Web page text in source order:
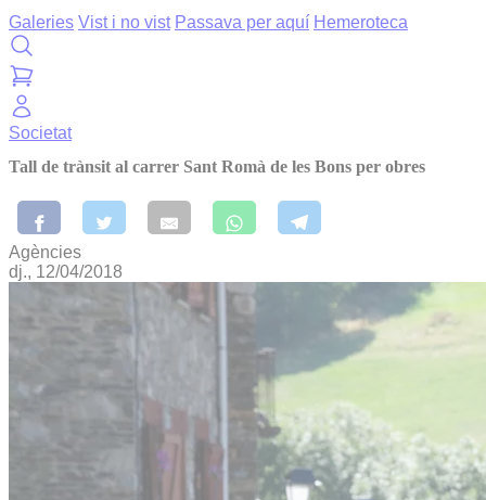
Galeries Vist i no vist Passava per aquí Hemeroteca
Societat
Tall de trànsit al carrer Sant Romà de les Bons per obres
Agències
dj., 12/04/2018